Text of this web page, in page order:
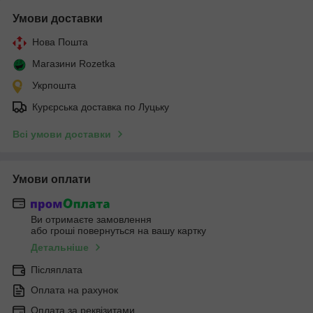
Умови доставки
Нова Пошта
Магазини Rozetka
Укрпошта
Курєрська доставка по Луцьку
Всі умови доставки
Умови оплати
Ви отримаєте замовлення
або гроші повернуться на вашу картку
Детальніше
Післяплата
Оплата на рахунок
Оплата за реквізитами